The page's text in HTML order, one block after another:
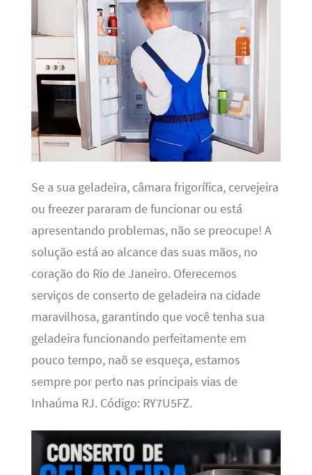
Se a sua geladeira, câmara frigorífica, cervejeira
ou freezer pararam de funcionar ou está
apresentando problemas, não se preocupe! A
solução está ao alcance das suas mãos, no
coração do Rio de Janeiro. Oferecemos
serviços de conserto de geladeira na cidade
maravilhosa, garantindo que você tenha sua
geladeira funcionando perfeitamente em
pouco tempo, naõ se esqueça, estamos
sempre por perto nas principais vias de
Inhaúma RJ. Código: RY7U5FZ.